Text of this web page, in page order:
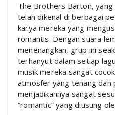
The Brothers Barton,
telah dikenal di berbagai
karya mereka yang
romantis. Dengan suara
menenangkan, grup ini
terhanyut dalam setiap
musik mereka sangat
atmosfer yang tenang dan
menjadikannya sangat
“romantic” yang diusung